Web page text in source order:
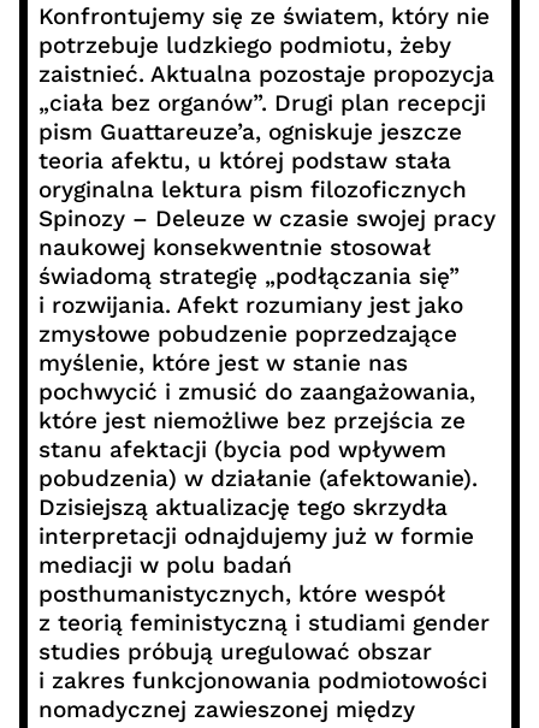
Konfrontujemy się ze światem, który nie
potrzebuje ludzkiego podmiotu, żeby
zaistnieć. Aktualna pozostaje propozycja
„ciała bez organów”. Drugi plan recepcji
pism Guattareuze’a, ogniskuje jeszcze
teoria afektu, u której podstaw stała
oryginalna lektura pism filozoficznych
Spinozy – Deleuze w czasie swojej pracy
naukowej konsekwentnie stosował
świadomą strategię „podłączania się”
i rozwijania. Afekt rozumiany jest jako
zmysłowe pobudzenie poprzedzające
myślenie, które jest w stanie nas
pochwycić i zmusić do zaangażowania,
które jest niemożliwe bez przejścia ze
stanu afektacji (bycia pod wpływem
pobudzenia) w działanie (afektowanie).
Dzisiejszą aktualizację tego skrzydła
interpretacji odnajdujemy już w formie
mediacji w polu badań
posthumanistycznych, które wespół
z teorią feministyczną i studiami gender
studies próbują uregulować obszar
i zakres funkcjonowania podmiotowości
nomadycznej zawieszonej między